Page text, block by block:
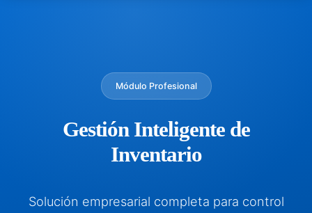
Módulo Profesional
Gestión Inteligente de
Inventario
Solución empresarial completa para control